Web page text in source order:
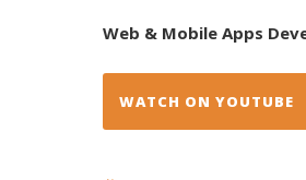
Web & Mobile Apps
WATCH ON YOUTUBE